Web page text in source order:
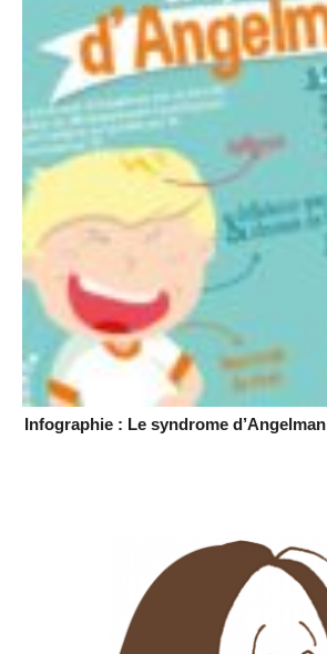
Infographie : Le syndrome d’Angelman